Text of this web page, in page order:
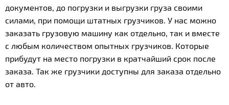
документов, до погрузки и выгрузки груза своими
силами, при помощи штатных грузчиков. У нас можно
заказать грузовую машину как отдельно, так и вместе
с любым количеством опытных грузчиков. Которые
прибудут на место погрузки в кратчайший срок после
заказа. Так же грузчики доступны для заказа отдельно
от авто.